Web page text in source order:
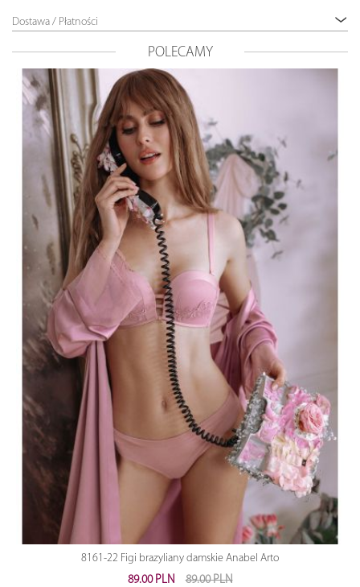
Dostawa / Płatności
POLECAMY
8161-22 Figi brazyliany damskie Anabel Arto
89.00 PLN
89.00 PLN